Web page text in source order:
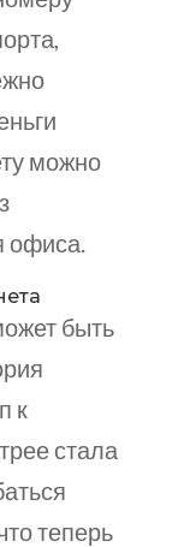
можно
офиса.
быть
к
стала
теперь